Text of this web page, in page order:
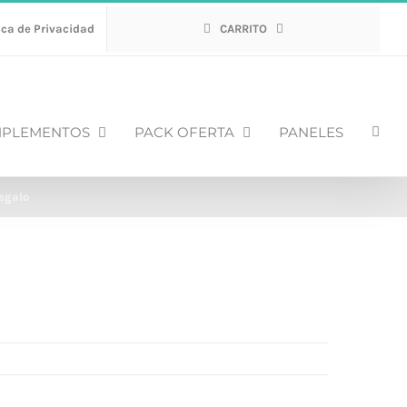
de Privacidad CARRITO
PACK OFERTA PANELES